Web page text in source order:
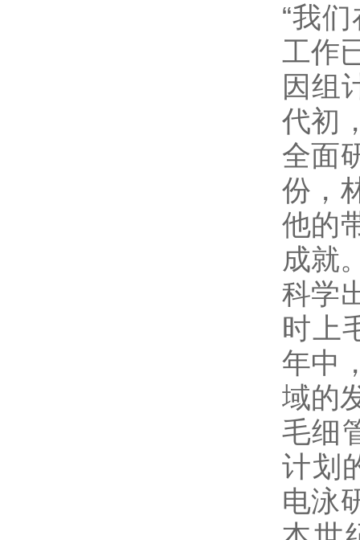
“我
工作
因组
代初
全面
份，
他的
成就
科学
时上
年中
域的
毛细
计划
电泳